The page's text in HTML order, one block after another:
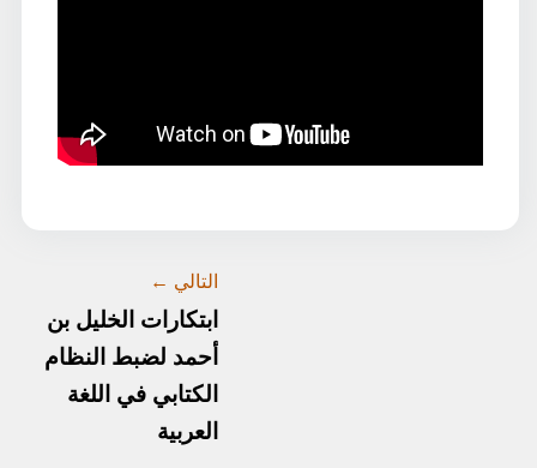
التالي ←
ابتكارات الخليل بن
أحمد لضبط النظام
الكتابي في اللغة
العربية